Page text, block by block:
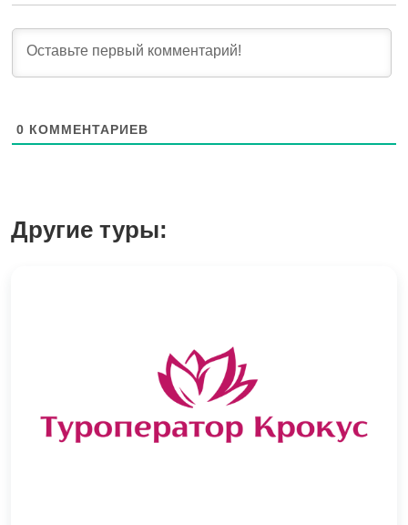
0 КОММЕНТАРИЕВ
Другие туры: